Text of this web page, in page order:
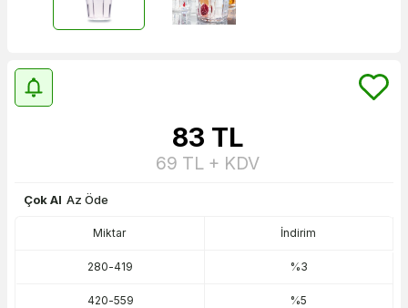
83 TL
69 TL + KDV
Çok Al Az Öde
Miktar İndirim
280-419 %3
420-559 %5